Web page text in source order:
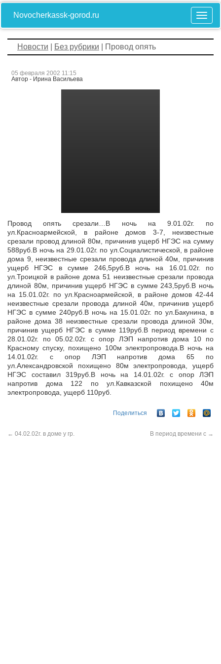
Novocherkassk-gorod.ru
Новости Без рубрики | Провод опять
05 февраля 2002 11:15
Автор - Ирина Васильева
Провод опять срезали…В ночь на 9.01.02г. по
ул.Красноармейской, в районе домов 3-7, неизвестные
срезали провод длиной 80м, причинив ущерб НГЭС на сумму
588руб.В ночь на 29.01.02г. по ул.Социалистической, в районе
дома 9, неизвестные срезали провода длиной 40м, причинив
ущерб НГЭС в сумме 246,5руб.В ночь на 16.01.02г. по
ул.Троицкой в районе дома 51 неизвестные срезали провода
длиной 80м, причинив ущерб НГЭС в сумме 243,5руб.В ночь
на 15.01.02г. по ул.Красноармейской, в районе домов 42-44
неизвестные срезали провода длиной 40м, причинив ущерб
НГЭС в сумме 240руб.В ночь на 15.01.02г. по ул.Бакунина, в
районе дома 38 неизвестные срезали провода длиной 30м,
причинив ущерб НГЭС в сумме 119руб.В период времени с
28.01.02г. по 05.02.02г. с опор ЛЭП напротив дома 10 по
Красному спуску, похищено 100м электропровода.В ночь на
14.01.02г. с опор ЛЭП напротив дома 65 по
ул.Александровской похищено 80м электропровода, ущерб
НГЭС составил 319руб.В ночь на 14.01.02г. с опор ЛЭП
напротив дома 122 по ул.Кавказской похищено 40м
электропровода, ущерб 110руб.
Поделиться
← 04.02.02г. в доме у гр. В период времени с →